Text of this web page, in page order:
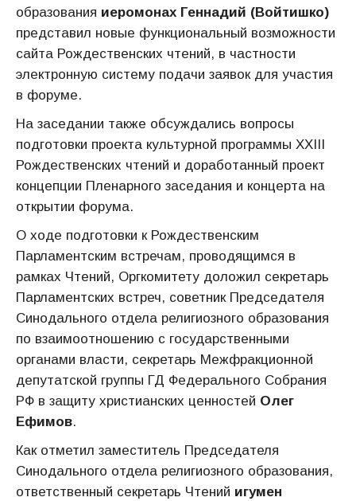
образования иеромонах Геннадий (Войтишко)
представил новые функциональный возможности
сайта Рождественских чтений, в частности
электронную систему подачи заявок для участия
в форуме.
На заседании также обсуждались вопросы
подготовки проекта культурной программы XXIII
Рождественских чтений и доработанный проект
концепции Пленарного заседания и концерта на
открытии форума.
О ходе подготовки к Рождественским
Парламентским встречам, проводящимся в
рамках Чтений, Оргкомитету доложил секретарь
Парламентских встреч, советник Председателя
Синодального отдела религиозного образования
по взаимоотношению с государственными
органами власти, секретарь Межфракционной
депутатской группы ГД Федерального Собрания
РФ в защиту христианских ценностей Олег
Ефимов.
Как отметил заместитель Председателя
Синодального отдела религиозного образования,
ответственный секретарь Чтений игумен